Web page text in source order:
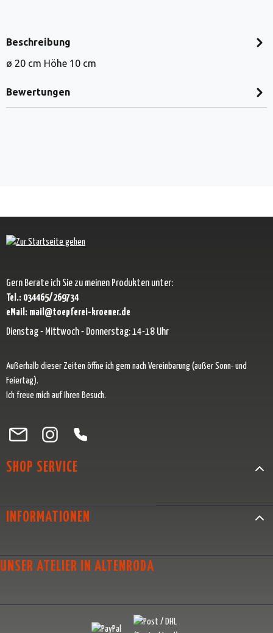
Beschreibung
ø 20 cm Höhe 10 cm
Bewertungen
Gern Berate ich Sie zu meinen Produkten unter:
Tel.: 034465/269734
eMail: mail@toepferei-kroener.de
Dienstag - Mittwoch - Donnerstag: 14-18 Uhr
Außerhalb dieser Zeiten öffne ich gern nach Vereinbarung (außer Sonn- und
Feiertag).
Ich freue mich auf Ihren Besuch.
Besuche uns auf Facebook – öffnet in neuem Tab (externer Link)
Schau auf Instagram vorbei – öffnet in neuem Tab (externer Link)
Lass dich auf Pinterest inspirieren – öffnet in neuem Tab
Folge uns auf X – öffnet in neuem Tab (externer Link)
SHOP SERVICE
INFORMATIONEN
UNSER ATELIER IN ALTENRODA